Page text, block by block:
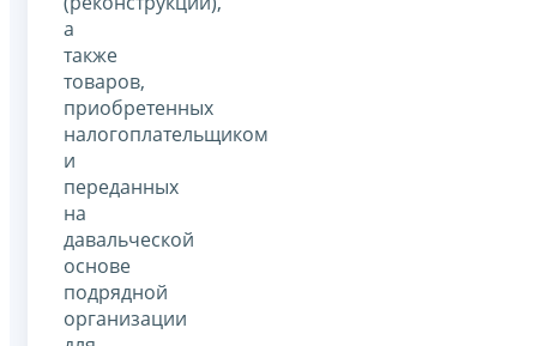
а
также
товаров,
приобретенных
налогоплательщиком
и
переданных
на
давальческой
основе
подрядной
организации